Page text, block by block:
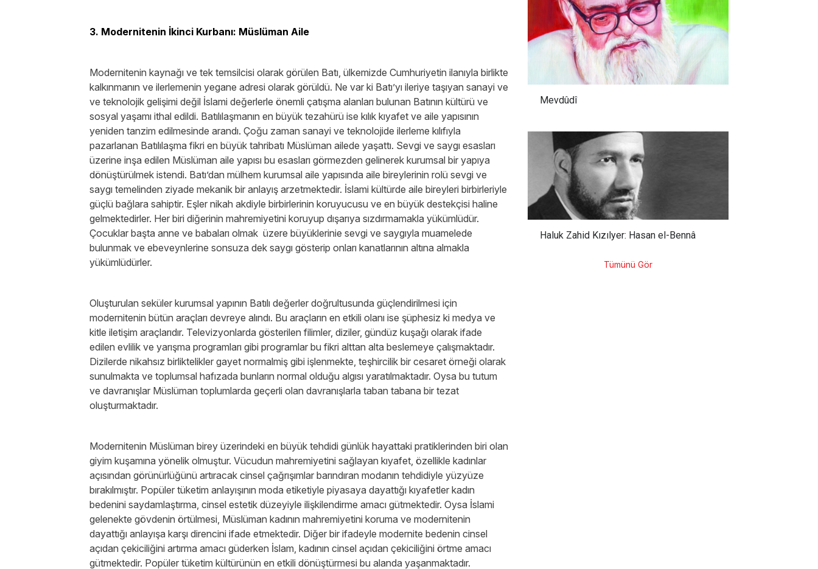
3. Modernitenin İkinci Kurbanı: Müslüman Aile
Modernitenin kaynağı ve tek temsilcisi olarak görülen Batı, ülkemizde Cumhuriyetin ilanıyla birlikte
kalkınmanın ve ilerlemenin yegane adresi olarak görüldü. Ne var ki Batı’yı ileriye taşıyan sanayi ve
ve teknolojik gelişimi değil İslami değerlerle önemli çatışma alanları bulunan Batının kültürü ve
sosyal yaşamı ithal edildi. Batılılaşmanın en büyük tezahürü ise kılık kıyafet ve aile yapısının
yeniden tanzim edilmesinde arandı. Çoğu zaman sanayi ve teknolojide ilerleme kılıfıyla
pazarlanan Batılılaşma fikri en büyük tahribatı Müslüman ailede yaşattı. Sevgi ve saygı esasları
üzerine inşa edilen Müslüman aile yapısı bu esasları görmezden gelinerek kurumsal bir yapıya
dönüştürülmek istendi. Batı’dan mülhem kurumsal aile yapısında aile bireylerinin rolü sevgi ve
saygı temelinden ziyade mekanik bir anlayış arzetmektedir. İslami kültürde aile bireyleri birbirleriyle
güçlü bağlara sahiptir. Eşler nikah akdiyle birbirlerinin koruyucusu ve en büyük destekçisi haline
gelmektedirler. Her biri diğerinin mahremiyetini koruyup dışarıya sızdırmamakla yükümlüdür.
Çocuklar başta anne ve babaları olmak üzere büyüklerinie sevgi ve saygıyla muamelede
bulunmak ve ebeveynlerine sonsuza dek saygı gösterip onları kanatlarının altına almakla
yükümlüdürler.
Oluşturulan seküler kurumsal yapının Batılı değerler doğrultusunda güçlendirilmesi için
modernitenin bütün araçları devreye alındı. Bu araçların en etkili olanı ise şüphesiz ki medya ve
kitle iletişim araçlarıdır. Televizyonlarda gösterilen filimler, diziler, gündüz kuşağı olarak ifade
edilen evlilik ve yarışma programları gibi programlar bu fikri alttan alta beslemeye çalışmaktadır.
Dizilerde nikahsız birliktelikler gayet normalmiş gibi işlenmekte, teşhircilik bir cesaret örneği olarak
sunulmakta ve toplumsal hafızada bunların normal olduğu algısı yaratılmaktadır. Oysa bu tutum
ve davranışlar Müslüman toplumlarda geçerli olan davranışlarla taban tabana bir tezat
oluşturmaktadır.
Modernitenin Müslüman birey üzerindeki en büyük tehdidi günlük hayattaki pratiklerinden biri olan
giyim kuşamına yönelik olmuştur. Vücudun mahremiyetini sağlayan kıyafet, özellikle kadınlar
açısından görünürlüğünü artıracak cinsel çağrışımlar barındıran modanın tehdidiyle yüzyüze
bırakılmıştır. Popüler tüketim anlayışının moda etiketiyle piyasaya dayattığı kıyafetler kadın
bedenini saydamlaştırma, cinsel estetik düzeyiyle ilişkilendirme amacı gütmektedir. Oysa İslami
gelenekte gövdenin örtülmesi, Müslüman kadının mahremiyetini koruma ve modernitenin
dayattığı anlayışa karşı direncini ifade etmektedir. Diğer bir ifadeyle modernite bedenin cinsel
açıdan çekiciliğini artırma amacı güderken İslam, kadının cinsel açıdan çekiciliğini örtme amacı
gütmektedir. Popüler tüketim kültürünün en etkili dönüştürmesi bu alanda yaşanmaktadır.
Mevdûdî
Haluk Zahid Kızılyer: Hasan el-Bennâ
Tümünü Gör